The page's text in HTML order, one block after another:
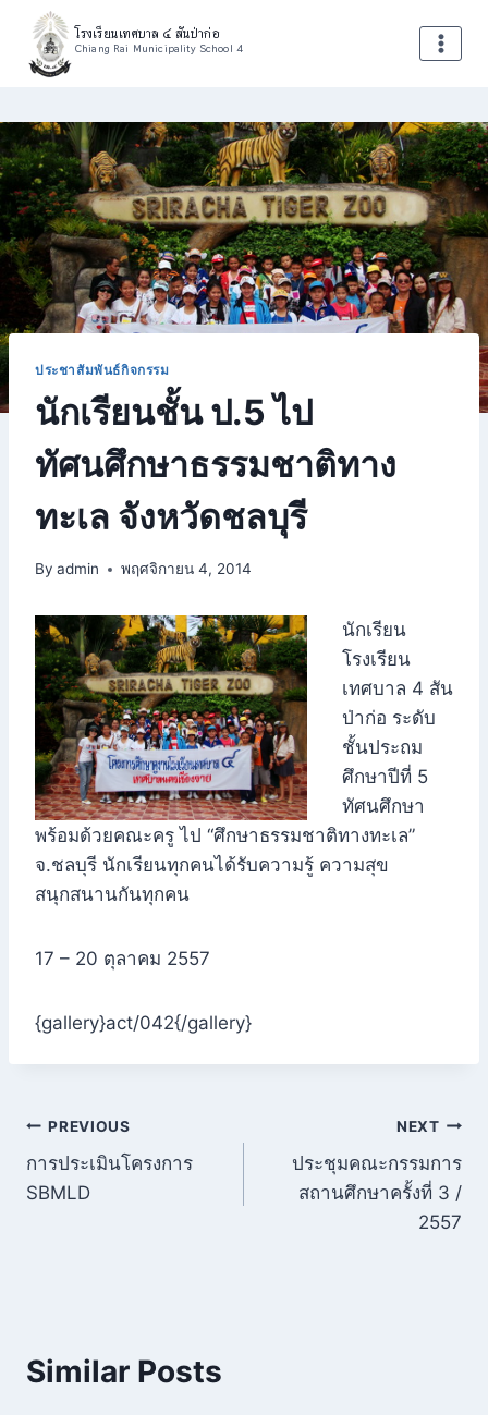
content
โรงเรียนเทศบาล ๔ สันป่าก่อ
Chiang Rai Municipality School 4
ประชาสัมพันธ์กิจกรรม
นักเรียนชั้น ป.5 ไป
ทัศนศึกษาธรรมชาติทาง
ทะเล จังหวัดชลบุรี
By admin พฤศจิกายน 4, 2014
นักเรียน
โรงเรียน
เทศบาล 4 สัน
ป่าก่อ ระดับ
ชั้นประถม
ศึกษาปีที่ 5
ทัศนศึกษา
พร้อมด้วยคณะครู ไป “ศึกษาธรรมชาติทางทะเล”
จ.ชลบุรี นักเรียนทุกคนได้รับความรู้ ความสุข
สนุกสนานกันทุกคน
17 – 20 ตุลาคม 2557
{gallery}act/042{/gallery}
แนะแนว
เรื่อง
PREVIOUS
การประเมินโครงการ
SBMLD
NEXT
ประชุมคณะกรรมการ
สถานศึกษาครั้งที่ 3 /
2557
Similar Posts